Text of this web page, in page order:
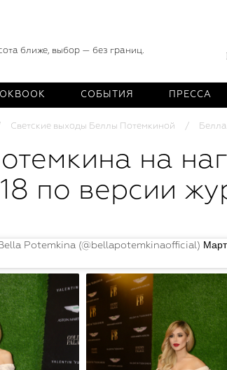
ближе, выбор — без границ.
СОБЫТИЯ ПРЕССА
Светские выходы Беллы Потемкиной
на
по версии
Potemkina (@bellapotemkinaofficial)